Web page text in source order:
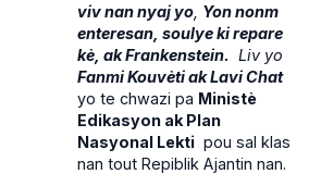
viv nan nyaj yo Yon nonm
enteresan, soulye ki repare
kè, ak Frankenstein. Liv yo
Fanmi Kouvèti ak Lavi Chat
yo te chwazi pa Ministè
Edikasyon ak Plan
Nasyonal Lekti pou sal klas
nan tout Repiblik Ajantin nan.